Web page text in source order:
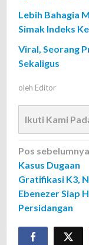
Lebih Bahagia
Simak Indeks
Viral, Seorang
Sekaligus
oleh Editor
Ikuti Kami
Navigasi
pos
Pos sebelumnya
Kasus Dugaan
Gratifikasi K3,
Ebenezer Siap
Persidangan